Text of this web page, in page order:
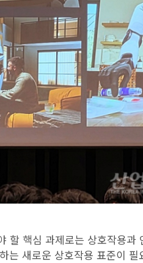
할 핵심 과제로는 상호작용
는 새로운 상호작용 표준이 필